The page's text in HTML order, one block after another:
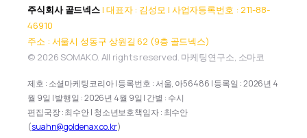
주식회사 골드넥스| 대표자 : 김성모 | 사업자등록번호 : 211-88-
46910
주소 : 서울시 성동구 상원길 62 (9층 골드넥스)
© 2026 SOMAKO. All rights reserved. 마케팅연구소, 소마코
제호 : 소셜마케팅코리아 | 등록번호 : 서울, 아56486 | 등록일 : 2026년 4
월 9일 | 발행일 : 2026년 4월 9일 | 간별 : 수시
편집국장 : 최수안 | 청소년보호책임자 : 최수안
(suahn@goldenax.co.kr)